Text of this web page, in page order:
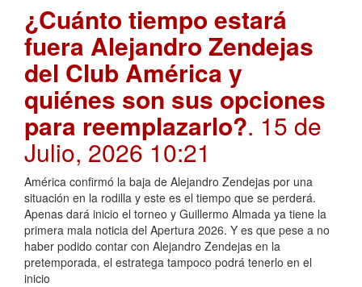
¿Cuánto tiempo estará
fuera Alejandro Zendejas
del Club América y
quiénes son sus opciones
para reemplazarlo?. 15 de
Julio, 2026 10:21
América confirmó la baja de Alejandro Zendejas por una
situación en la rodilla y este es el tiempo que se perderá.
Apenas dará inicio el torneo y Guillermo Almada ya tiene la
primera mala noticia del Apertura 2026. Y es que pese a no
haber podido contar con Alejandro Zendejas en la
pretemporada, el estratega tampoco podrá tenerlo en el
inicio